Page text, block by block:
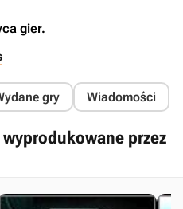
gier.
gry Wiadomości
przez